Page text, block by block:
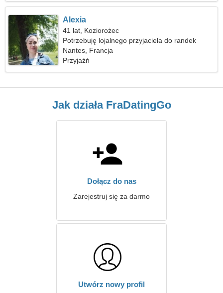
Alexia
41 lat, Koziorożec
Potrzebuję lojalnego przyjaciela do randek
Nantes, Francja
Przyjaźń
Jak działa FraDatingGo
Dołącz do nas
Zarejestruj się za darmo
Utwórz nowy profil